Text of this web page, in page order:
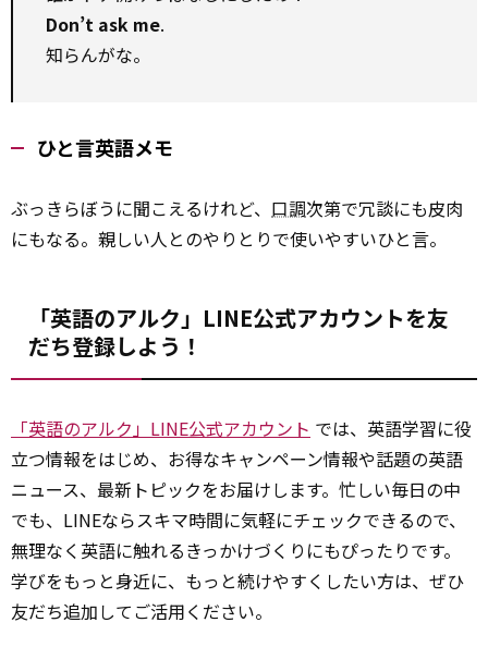
Don’t ask me.
知らんがな。
ひと言英語メモ
ぶっきらぼうに聞こえるけれど、 口調次第で冗談にも皮肉
にもなる。親しい人とのやりとりで使いやすいひと言。
「英語のアルク」LINE公式アカウントを友
だち登録しよう！
「英語のアルク」LINE公式アカウント では、英語学習に役
立つ情報をはじめ、お得なキャンペーン情報や話題の英語
ニュース、最新トピックをお届けします。忙しい毎日の中
でも、LINEならスキマ時間に気軽にチェックできるので、
無理なく英語に触れるきっかけづくりにもぴったりです。
学びをもっと身近に、もっと続けやすくしたい方は、ぜひ
友だち追加してご活用ください。